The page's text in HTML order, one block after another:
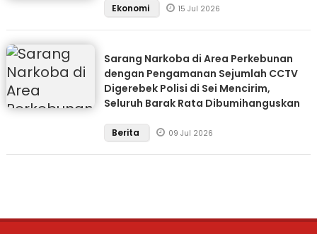
Ekonomi 15 Jul 2026
Sarang Narkoba di Area Perkebunan
dengan Pengamanan Sejumlah CCTV
Digerebek Polisi di Sei Mencirim,
Seluruh Barak Rata Dibumihanguskan
Berita 09 Jul 2026